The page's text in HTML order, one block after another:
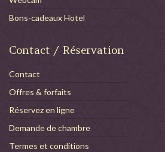
Bons-cadeaux Hotel
Contact / Réservation
Contact
Offres & forfaits
Réservez en ligne
Demande de chambre
Termes et conditions